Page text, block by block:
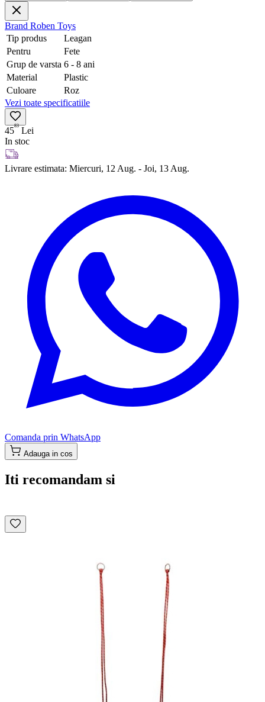
Brand Roben Toys
Tip produs
Leagan
Pentru
Fete
Grup de varsta 6 - 8 ani
Material
Plastic
Culoare
Roz
Vezi toate specificatiile
4583 Lei
In stoc
Livrare estimata: Miercuri, 12 Aug. - Joi, 13 Aug.
Comanda prin WhatsApp
Adauga in cos
Iti recomandam si